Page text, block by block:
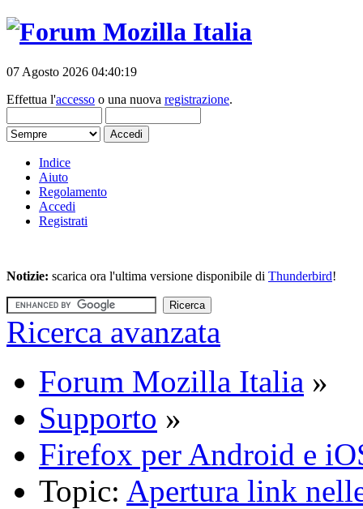
07 Agosto 2026 04:40:19
Effettua l'accesso o una nuova registrazione.
Indice
Aiuto
Regolamento
Accedi
Registrati
Notizie: scarica ora l'ultima versione disponibile di Thunderbird!
Ricerca avanzata
Forum Mozilla Italia »
Supporto »
Firefox per Android e
Topic: Apertura link